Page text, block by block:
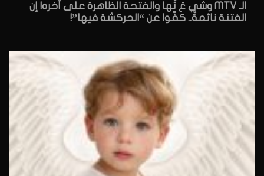
الـ MTV وشي عَ تُها والفتحة الظاهرة على آخره! إن
الفتنة نائمةٌ.. كفّوا عن “الحركشة فيها”!